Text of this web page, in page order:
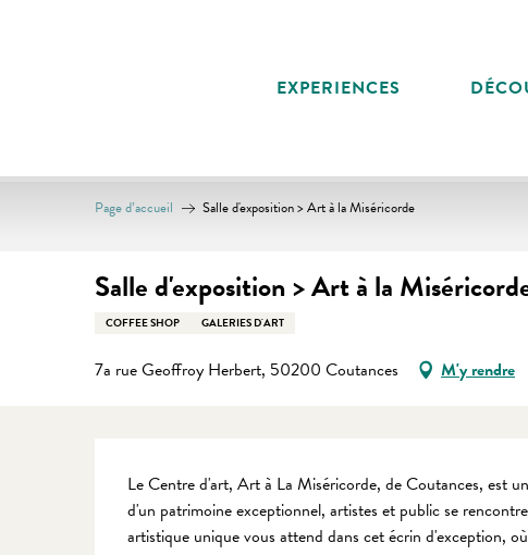
EXPERIENCES
Page d’accueil Salle d'exposition > Art à la Miséricorde
Salle d'exposition > Art à la
COFFEE SHOP GALERIES D'ART
7a rue Geoffroy Herbert, 50200 Coutances M'y rendre
Description
Le Centre d'art, Art à La Miséricorde, de Coutances, est
d'un patrimoine exceptionnel, artistes et public se
artistique unique vous attend dans cet écrin d'exception,